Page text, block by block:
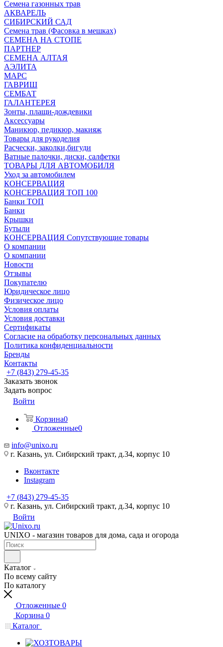
Семена газонных трав
АКВАРЕЛЬ
СИБИРСКИЙ САД
Семена трав (Фасовка в мешках)
СЕМЕНА НА СТОПЕ
ПАРТНЕР
СЕМЕНА АЛТАЯ
АЭЛИТА
МАРС
ГАВРИШ
СЕМБАТ
ГАЛАНТЕРЕЯ
Зонты, плащи-дождевики
Аксессуары
Маникюр, педикюр, макияж
Товары для рукоделия
Расчески, заколки,бигуди
Ватные палочки, диски, салфетки
ТОВАРЫ ДЛЯ АВТОМОБИЛЯ
Уход за автомобилем
КОНСЕРВАЦИЯ
КОНСЕРВАЦИЯ ТОП 100
Банки ТОП
Банки
Крышки
Бутыли
КОНСЕРВАЦИЯ Сопутствующие товары
О компании
О компании
Новости
Отзывы
Покупателю
Юридическое лицо
Физическое лицо
Условия оплаты
Условия доставки
Сертификаты
Согласие на обработку персональных данных
Политика конфиденциальности
Бренды
Контакты
+7 (843) 279-45-35
Заказать звонок
Задать вопрос
Войти
Корзина0
Отложенные0
info@unixo.ru
г. Казань, ул. Сибирский тракт, д.34, корпус 10
Вконтакте
Instagram
+7 (843) 279-45-35
г. Казань, ул. Сибирский тракт, д.34, корпус 10
Войти
UNIXO - магазин товаров для дома, сада и огорода
Каталог
По всему сайту
По каталогу
Отложенные 0
Корзина 0
Каталог